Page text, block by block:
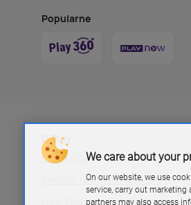
Popularne
O Play
Grupa Play
Investor relations P4 sp. z.o.o
We care about your
On our website, we use
service, carry out
partners may also access